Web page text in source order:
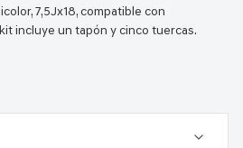
7,5Jx18, compatible con
incluye un tapón y cinco tuercas.